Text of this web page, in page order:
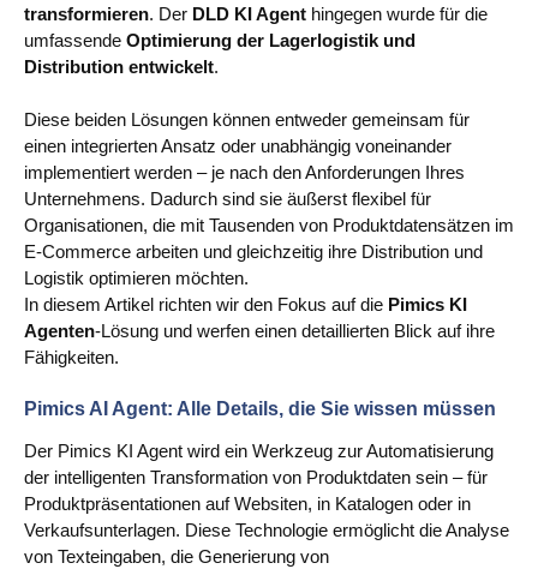
transformieren. Der DLD KI Agent hingegen wurde für die
umfassende Optimierung der Lagerlogistik und
Distribution entwickelt.
Diese beiden Lösungen können entweder gemeinsam für
einen integrierten Ansatz oder unabhängig voneinander
implementiert werden – je nach den Anforderungen Ihres
Unternehmens. Dadurch sind sie äußerst flexibel für
Organisationen, die mit Tausenden von Produktdatensätzen im
E‑Commerce arbeiten und gleichzeitig ihre Distribution und
Logistik optimieren möchten.
In diesem Artikel richten wir den Fokus auf die Pimics KI
Agenten‑Lösung und werfen einen detaillierten Blick auf ihre
Fähigkeiten.
Pimics AI Agent: Alle Details, die Sie wissen müssen
Der Pimics KI Agent wird ein Werkzeug zur Automatisierung
der intelligenten Transformation von Produktdaten sein – für
Produktpräsentationen auf Websiten, in Katalogen oder in
Verkaufsunterlagen. Diese Technologie ermöglicht die Analyse
von Texteingaben, die Generierung von